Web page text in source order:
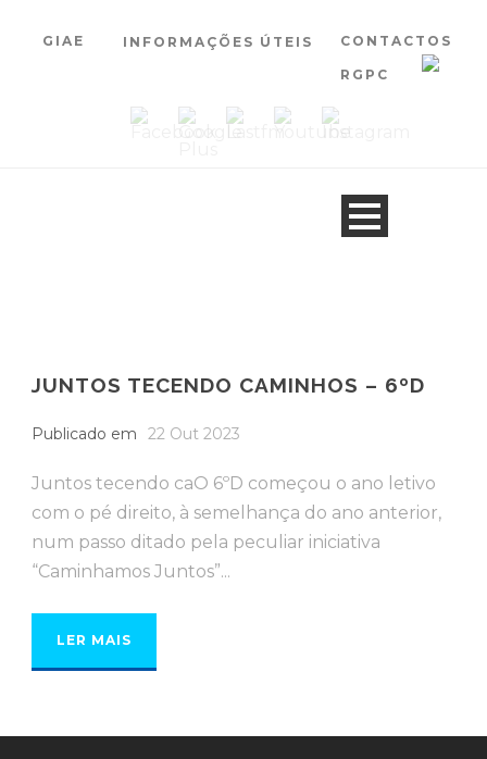
GIAE INFORMAÇÕES ÚTEIS CONTACTOS
RGPC
JUNTOS TECENDO CAMINHOS – 6ºD
Publicado em 22 Out 2023
Juntos tecendo caO 6ºD começou o ano letivo
com o pé direito, à semelhança do ano anterior,
num passo ditado pela peculiar iniciativa
“Caminhamos Juntos”...
LER MAIS